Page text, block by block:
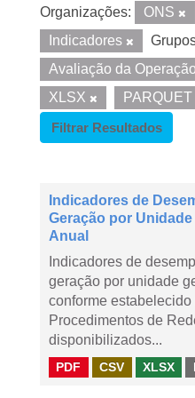
Organizações: ONS
Indicadores
Avaliação da Operação
XLSX
PARQUET
Filtrar Resultados
Indicadores de
Geração por
Anual
Indicadores de
geração por unidade
conforme
Procedimentos de
disponibilizados...
PDF CSV XLSX